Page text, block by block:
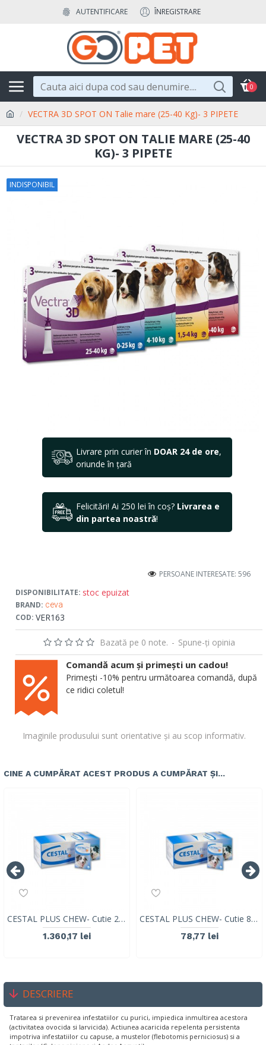
AUTENTIFICARE ÎNREGISTRARE
0
VECTRA 3D SPOT ON Talie mare (25-40 Kg)- 3 PIPETE
VECTRA 3D SPOT ON TALIE MARE (25-40
KG)- 3 PIPETE
INDISPONIBIL
Livrare prin curier în DOAR 24 de ore,
oriunde în țară
Felicitări! Ai 250 lei în coș? Livrarea e
din partea noastră!
DISPONIBILITATE: stoc epuizat
BRAND: ceva
COD: VER163
PERSOANE INTERESATE: 596
Bazată pe 0 note. - Spune-ţi opinia
Imaginile produsului sunt orientative și au scop informativ.
Comandă acum și primești un cadou!
Primești -10% pentru următoarea comandă, după
ce ridici coletul!
CINE A CUMPĂRAT ACEST PRODUS A CUMPĂRAT ȘI...
CESTAL PLUS CHEW- Cutie 200 Tablete
1.360,17 lei
CESTAL PLUS CHEW- Cutie 8 Tablete
78,77 lei
DESCRIERE
Tratarea si prevenirea infestatiilor cu purici, impiedica inmultirea acestora
(activitatea ovocida si larvicida). Actiunea acaricida repelenta persistenta
impotriva infestatiilor cu capuse, a mustelor (flebotomis perniciosus) si a